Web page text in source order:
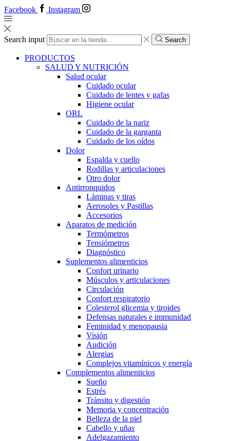
Facebook Instagram
Search input Search
PRODUCTOS
SALUD Y NUTRICIÓN
Salud ocular
Cuidado ocular
Cuidado de lentes y gafas
Higiene ocular
ORL
​​Cuidado de la nariz
​​Cuidado de la garganta
​​Cuidado de los oídos
Dolor
Espalda y cuello
Rodillas y articulaciones
Otro dolor
Antirronquidos
Láminas y tiras
Aerosoles y Pastillas
Accesorios
Aparatos de medición
Termómetros
Tensiómetros
Diagnóstico
Suplementos alimenticios
Confort urinario
Músculos y articulaciones
Circulación
Confort respiratorio
Colesterol glicemia y tiroides
Defensas naturales e immunidad
Feminidad y menopausia
Visión
Audición
Alergias
Complejos vitamínicos y energía
Complementos alimenticios
Sueño
Estrés
Tránsito y digestión
Memoria y concentración
Belleza de la piel
Cabello y uñas
Adelgazamiento